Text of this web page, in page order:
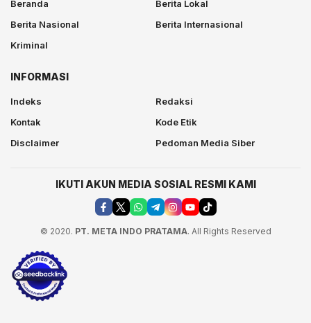
Beranda
Berita Lokal
Berita Nasional
Berita Internasional
Kriminal
INFORMASI
Indeks
Redaksi
Kontak
Kode Etik
Disclaimer
Pedoman Media Siber
IKUTI AKUN MEDIA SOSIAL RESMI KAMI
© 2020. PT. META INDO PRATAMA. All Rights Reserved